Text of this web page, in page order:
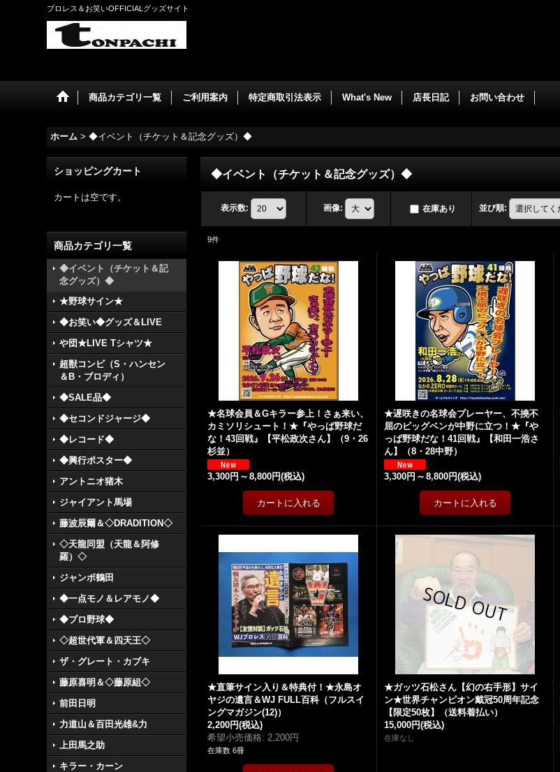
プロレス＆お笑いOFFICIALグッズサイト
商品カテゴリ一覧 ご利用案内 特定商取引法表示 What's New 店長日記 お問い合わせ
ホーム > ◆イベント（チケット＆記念グッズ）◆
ショッピングカート
カートは空です。
商品カテゴリ一覧
◆イベント（チケット＆記
念グッズ）◆
★野球サイン★
◆お笑い◆グッズ＆LIVE
や団★LIVE Tシャツ★
超獣コンビ（S・ハンセン
＆B・ブロディ）
◆SALE品◆
◆セコンドジャージ◆
◆レコード◆
◆興行ポスター◆
アントニオ猪木
ジャイアント馬場
藤波辰爾＆◇DRADITION◇
◇天龍同盟（天龍＆阿修
羅）◇
ジャンボ鶴田
◆一点モノ＆レアモノ◆
◆プロ野球◆
◇超世代軍＆四天王◇
ザ・グレート・カブキ
藤原喜明＆◇藤原組◇
前田日明
力道山＆百田光雄&力
上田馬之助
キラー・カーン
◆イベント（チケット＆記念グッズ）◆
表示数: 画像: 在庫あり 並び順:
9件
★名球会員＆Gキラー参上！さぁ来い、
カミソリシュート！★『やっぱ野球だ
な！43回戦』【平松政次さん】（9・26
杉並）
3,300円 ～ 8,800円(税込)
★遅咲きの名球会プレーヤー、不撓不
屈のビッグベンが中野に立つ！★『や
っぱ野球だな！41回戦』【和田一浩さ
ん】（8・28中野）
3,300円 ～ 8,800円(税込)
★直筆サイン入り＆特典付！★永島オ
ヤジの遺言＆WJ FULL百科（フルスイ
ングマガジン(12)）
2,200円(税込)
希望小売価格: 2,200円
在庫数 6冊
★ガッツ石松さん【幻の右手形】サイ
ン★世界チャンピオン戴冠50周年記念
【限定50枚】（送料着払い）
15,000円(税込)
在庫なし